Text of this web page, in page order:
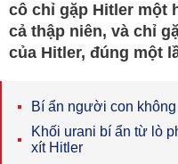
cô chỉ gặp Hitler một
cả thập niên, và chỉ
của Hitler, đúng một
Bí ẩn người con
Khối urani bí ẩn từ lò
xít Hitler